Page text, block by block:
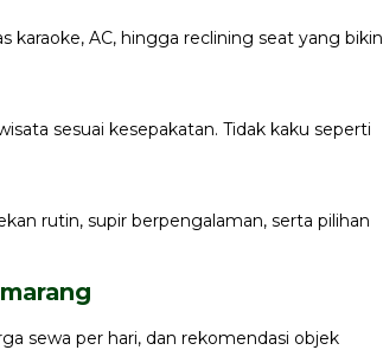
karaoke, AC, hingga reclining seat yang bikin
sesuai kesepakatan. Tidak kaku seperti
rutin, supir berpengalaman, serta pilihan
sewa per hari, dan rekomendasi objek